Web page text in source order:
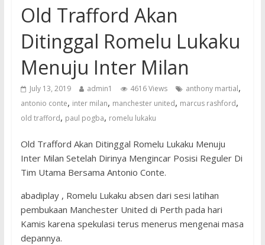
Old Trafford Akan
Ditinggal Romelu Lukaku
Menuju Inter Milan
July 13, 2019 admin1 4616 Views anthony martial,
antonio conte, inter milan, manchester united, marcus rashford,
old trafford, paul pogba, romelu lukaku
Old Trafford Akan Ditinggal Romelu Lukaku Menuju
Inter Milan Setelah Dirinya Mengincar Posisi Reguler Di
Tim Utama Bersama Antonio Conte.
abadiplay , Romelu Lukaku absen dari sesi latihan
pembukaan Manchester United di Perth pada hari
Kamis karena spekulasi terus menerus mengenai masa
depannya.